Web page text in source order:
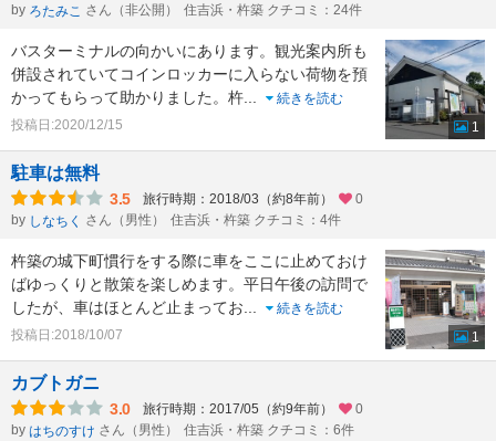
by ろたみこ さん（非公開） 住吉浜・杵築 クチコミ：24件
バスターミナルの向かいにあります。観光案内所も
併設されていてコインロッカーに入らない荷物を預
かってもらって助かりました。杵...
続きを読む
投稿日:2020/12/15
1
駐車は無料
3.5 旅行時期：2018/03（約8年前）
0
by しなちく さん（男性） 住吉浜・杵築 クチコミ：4件
杵築の城下町慣行をする際に車をここに止めておけ
ばゆっくりと散策を楽しめます。平日午後の訪問で
したが、車はほとんど止まってお...
続きを読む
投稿日:2018/10/07
1
カブトガニ
3.0 旅行時期：2017/05（約9年前）
0
by はちのすけ さん（男性） 住吉浜・杵築 クチコミ：6件